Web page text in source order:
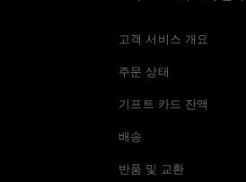
고객 서비스 개요
주문 상태
기프트 카드 잔액
배송
반품 및 교환